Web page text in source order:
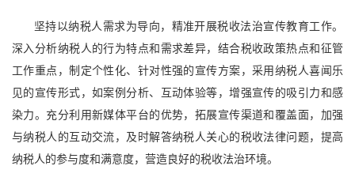
坚持以纳税人需求为导向，精准开展税收法治宣传教育工作。
深入分析纳税人的行为特点和需求差异，结合税收政策热点和征管
工作重点，制定个性化、针对性强的宣传方案，采用纳税人喜闻乐
见的宣传形式，如案例分析、互动体验等，增强宣传的吸引力和感
染力。充分利用新媒体平台的优势，拓展宣传渠道和覆盖面，加强
与纳税人的互动交流，及时解答纳税人关心的税收法律问题，提高
纳税人的参与度和满意度，营造良好的税收法治环境。